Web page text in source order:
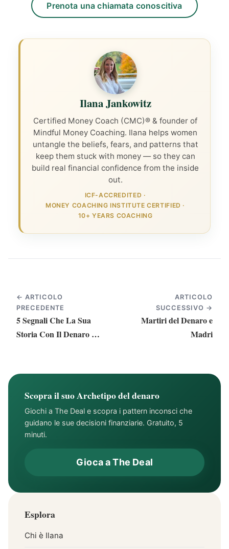
Prenota una chiamata conoscitiva
Ilana Jankowitz
Certified Money Coach (CMC)® & founder of
Mindful Money Coaching. Ilana helps women
untangle the beliefs, fears, and patterns that
keep them stuck with money — so they can
build real financial confidence from the inside
out.
ICF-ACCREDITED ·
MONEY COACHING INSTITUTE CERTIFIED ·
10+ YEARS COACHING
← ARTICOLO
PRECEDENTE
5 Segnali Che La Sua
Storia Con Il Denaro È
ARTICOLO
SUCCESSIVO →
Martiri del Denaro e
Madri
Scopra il suo Archetipo del denaro
Giochi a The Deal e scopra i pattern inconsci che
guidano le sue decisioni finanziarie. Gratuito, 5
minuti.
Gioca a The Deal
Esplora
Chi è Ilana